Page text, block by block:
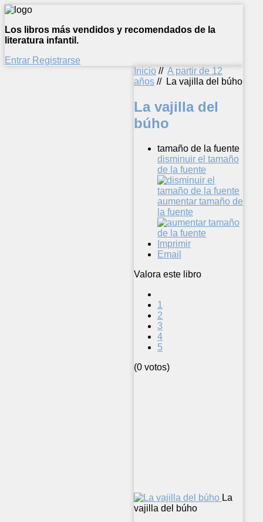
Los libros más vendidos y recomendados de la
literatura infantil.
Entrar Registrarse
Inicio // A partir de 12
años // La vajilla del búho
La vajilla del
búho
tamaño de la fuente
disminuir el tamaño
de la fuente
aumentar tamaño de
la fuente
Imprimir
Email
Valora este libro
1
2
3
4
5
(0 votos)
La
vajilla del búho